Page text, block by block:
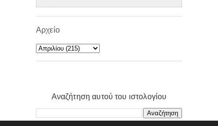
Αρχείο
Αναζήτηση αυτού του ιστολογίου